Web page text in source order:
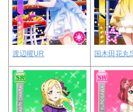
渡辺曜UR 国木田花丸